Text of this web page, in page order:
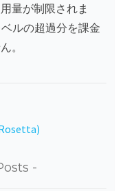
量が制限されま
ルの超過分を課金
。
-